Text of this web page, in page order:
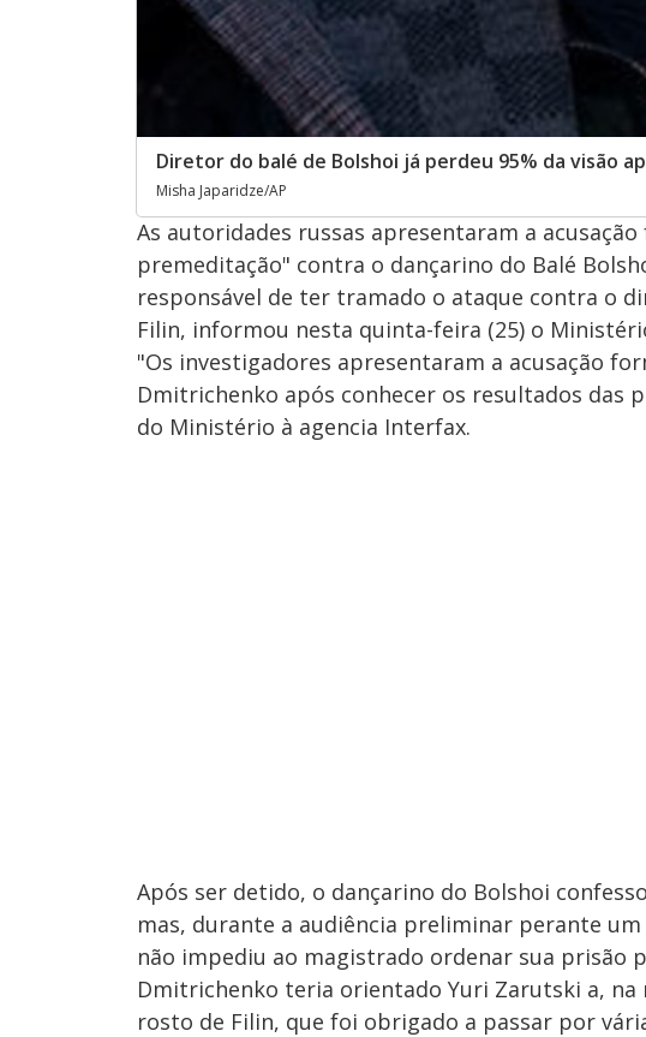
Diretor do balé de Bolshoi já perdeu 95% da visão
Misha Japaridze/AP
As autoridades russas apresentaram a
premeditação" contra o dançarino do Balé
responsável de ter tramado o ataque contra o
Filin, informou nesta quinta-feira (25) o
"Os investigadores apresentaram a acusação
Dmitrichenko após conhecer os resultados das
do Ministério à agencia Interfax.
Após ser detido, o dançarino do Bolshoi
mas, durante a audiência preliminar perante
não impediu ao magistrado ordenar sua prisão
Dmitrichenko teria orientado Yuri Zarutski a,
rosto de Filin, que foi obrigado a passar por